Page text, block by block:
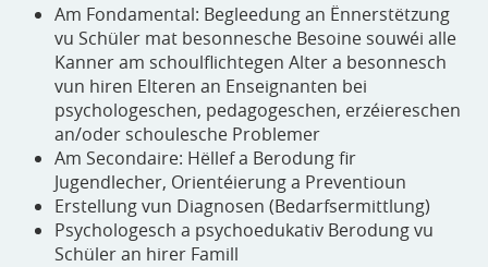
Am Fondamental: Begleedung an Ënnerstëtzung
vu Schüler mat besonnesche Besoine souwéi alle
Kanner am schoulflichtegen Alter a besonnesch
vun hiren Elteren an Enseignanten bei
psychologeschen, pedagogeschen, erzéiereschen
an/oder schoulesche Problemer
Am Secondaire: Hëllef a Berodung fir
Jugendlecher, Orientéierung a Preventioun
Erstellung vun Diagnosen (Bedarfsermittlung)
Psychologesch a psychoedukativ Berodung vu
Schüler an hirer Famill